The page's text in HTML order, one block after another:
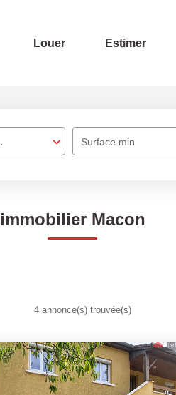
Louer Estimer
Surface min
immobilier Macon
4 annonce(s) trouvée(s)